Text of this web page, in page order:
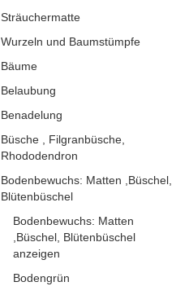
Sträuchermatte
Wurzeln und Baumstümpfe
Bäume
Belaubung
Benadelung
Büsche , Filgranbüsche,
Rhododendron
Bodenbewuchs: Matten ,Büschel,
Blütenbüschel
Bodenbewuchs: Matten
,Büschel, Blütenbüschel
anzeigen
Bodengrün